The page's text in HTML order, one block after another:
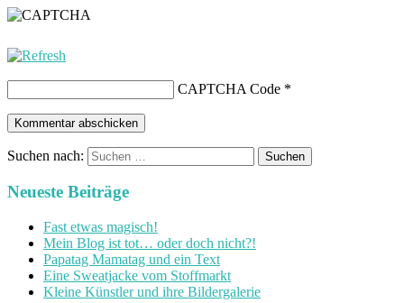
CAPTCHA Code *
Suchen nach:
Neueste Beiträge
Fast etwas magisch!
Mein Blog ist tot… oder doch nicht?!
Papatag Mamatag und ein Text
Eine Sweatjacke vom Stoffmarkt
Kleine Künstler und ihre Bildergalerie